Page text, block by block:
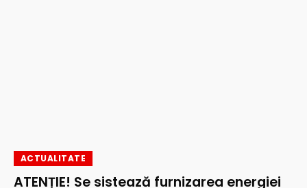
ACTUALITATE
ATENȚIE! Se sistează furnizarea energiei